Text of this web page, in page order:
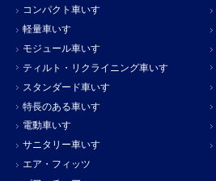
コンパクト車いす
軽量車いす
モジュール車いす
ティルト・リクライニング車いす
スタンダード車いす
特長のある車いす
電動車いす
サニタリー車いす
エア・フィッツ